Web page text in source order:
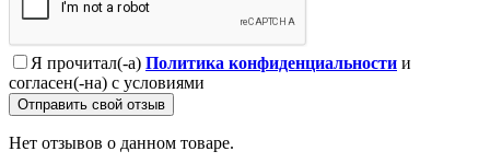
Я прочитал(-а) Политика конфиденциальности и
согласен(-на) с условиями
Отправить свой отзыв
Нет отзывов о данном товаре.